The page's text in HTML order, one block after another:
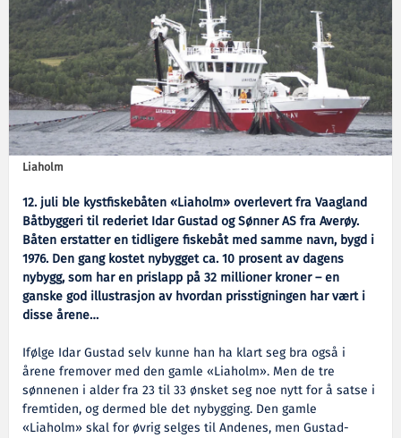
Liaholm
12. juli ble kystfiskebåten «Liaholm» overlevert fra Vaagland
Båtbyggeri til rederiet Idar Gustad og Sønner AS fra Averøy.
Båten erstatter en tidligere fiskebåt med samme navn, bygd i
1976. Den gang kostet nybygget ca. 10 prosent av dagens
nybygg, som har en prislapp på 32 millioner kroner – en
ganske god illustrasjon av hvordan prisstigningen har vært i
disse årene…
Ifølge Idar Gustad selv kunne han ha klart seg bra også i
årene fremover med den gamle «Liaholm». Men de tre
sønnenen i alder fra 23 til 33 ønsket seg noe nytt for å satse i
fremtiden, og dermed ble det nybygging. Den gamle
«Liaholm» skal for øvrig selges til Andenes, men Gustad-